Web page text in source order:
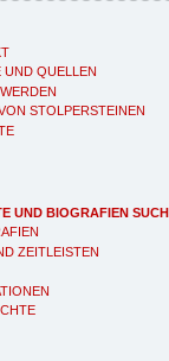
UND QUELLEN
STOLPERSTEINEN
UND BIOGRAFIEN
ZEITLEISTEN